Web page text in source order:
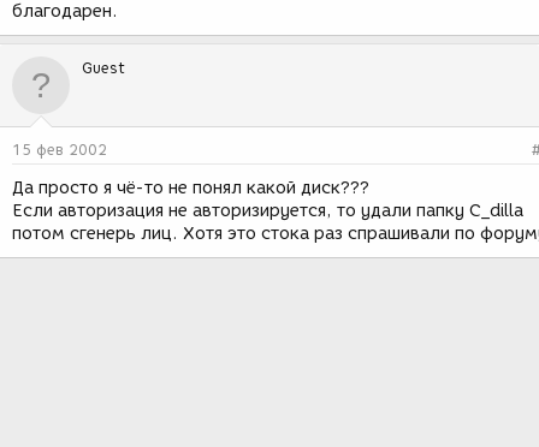
благодарен.
Guest
15 фев 2002
Да просто я чё-то не понял какой диск???
Если авторизация не авторизируется, то удали папку C_dilla
потом сгенерь лиц. Хотя это стока раз спрашивали по